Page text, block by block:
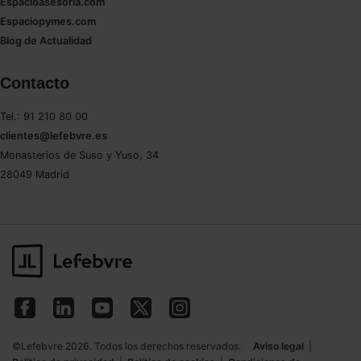
Espaciopymes.com
Blog de Actualidad
Contacto
Tel.: 91 210 80 00
clientes@lefebvre.es
Monasterios de Suso y Yuso, 34
28049 Madrid
©Lefebvre 2026. Todos los derechos reservados. Aviso legal